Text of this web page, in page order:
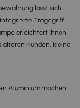
lässt sich
Tragegriff
erleichtert Ihnen
Hunden, kleine
Aluminium machen